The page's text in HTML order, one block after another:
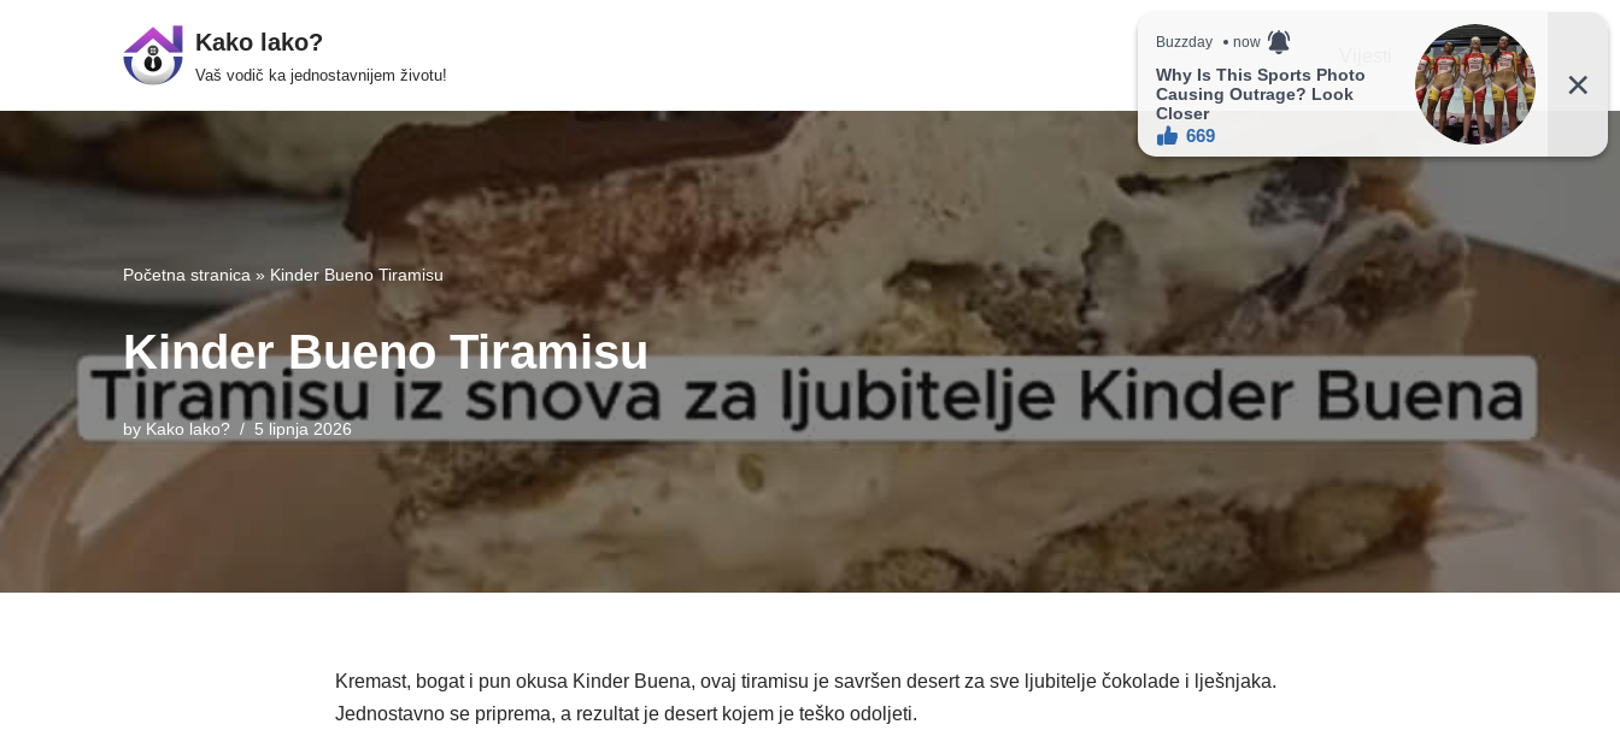
Kako lako?
Vaš vodič ka jednostavnijem životu!
Recepti
Početna stranica » Kinder Bueno Tiramisu
Kinder Bueno Tiramisu
by Kako lako? 5 lipnja 2026
Kremast, bogat i pun okusa Kinder Buena, ovaj tiramisu je savršen desert za sve ljubitelje čokolade i lješnjaka.
Jednostavno se priprema, a rezultat je desert kojem je teško odoljeti.